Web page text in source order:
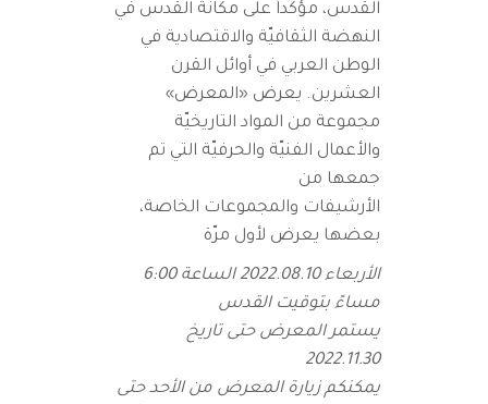
القدس، مؤكداً على مكانة القدس في
النهضة الثقافيّة والاقتصادية في
الوطن العربي في أوائل القرن
العشرين. يعرض «المعرض»
مجموعة من المواد التاريخيّة
والأعمال الفنيّة والحرفيّة التي تم
جمعها من
الأرشيفات والمجموعات الخاصة،
بعضها يعرض لأول مرّة
الأربعاء 2022.08.10 الساعة 6:00
مساءً بتوقيت القدس
يستمر المعرض حتى تاريخ
2022.11.30
يمكنكم زيارة المعرض من الأحد حتى